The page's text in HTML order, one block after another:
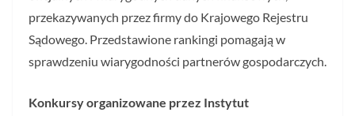
przekazywanych przez firmy do Krajowego Rejestru
Sądowego. Przedstawione rankingi pomagają w
sprawdzeniu wiarygodności partnerów gospodarczych.
Konkursy organizowane przez Instytut